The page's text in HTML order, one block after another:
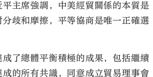
主席強調，中美經貿關係的本質是
歧和摩擦，平等協商是唯一正確選
了總體平衡積極的成果，包括繼續
的所有共識，同意成立貿易理事會